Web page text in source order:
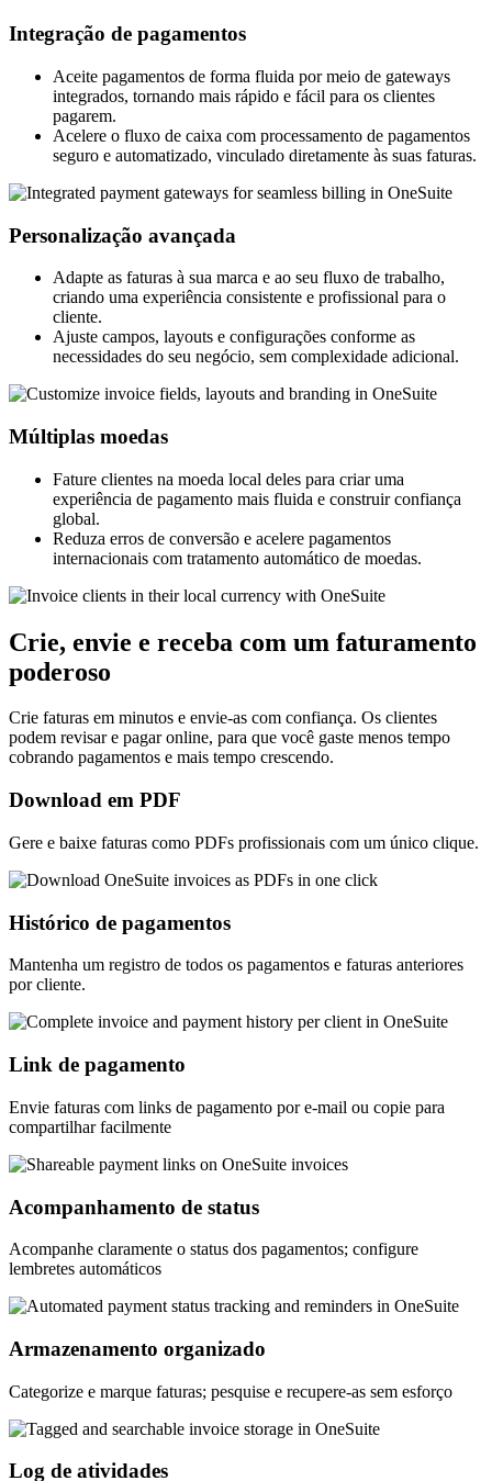
Integração de pagamentos
Aceite pagamentos de forma fluida por meio de gateways
integrados, tornando mais rápido e fácil para os clientes
pagarem.
Acelere o fluxo de caixa com processamento de pagamentos
seguro e automatizado, vinculado diretamente às suas faturas.
Personalização avançada
Adapte as faturas à sua marca e ao seu fluxo de trabalho,
criando uma experiência consistente e profissional para o
cliente.
Ajuste campos, layouts e configurações conforme as
necessidades do seu negócio, sem complexidade adicional.
Múltiplas moedas
Fature clientes na moeda local deles para criar uma
experiência de pagamento mais fluida e construir confiança
global.
Reduza erros de conversão e acelere pagamentos
internacionais com tratamento automático de moedas.
Crie, envie e receba com um faturamento
poderoso
Crie faturas em minutos e envie-as com confiança. Os clientes
podem revisar e pagar online, para que você gaste menos tempo
cobrando pagamentos e mais tempo crescendo.
Download em PDF
Gere e baixe faturas como PDFs profissionais com um único clique.
Histórico de pagamentos
Mantenha um registro de todos os pagamentos e faturas anteriores
por cliente.
Link de pagamento
Envie faturas com links de pagamento por e-mail ou copie para
compartilhar facilmente
Acompanhamento de status
Acompanhe claramente o status dos pagamentos; configure
lembretes automáticos
Armazenamento organizado
Categorize e marque faturas; pesquise e recupere-as sem esforço
Log de atividades